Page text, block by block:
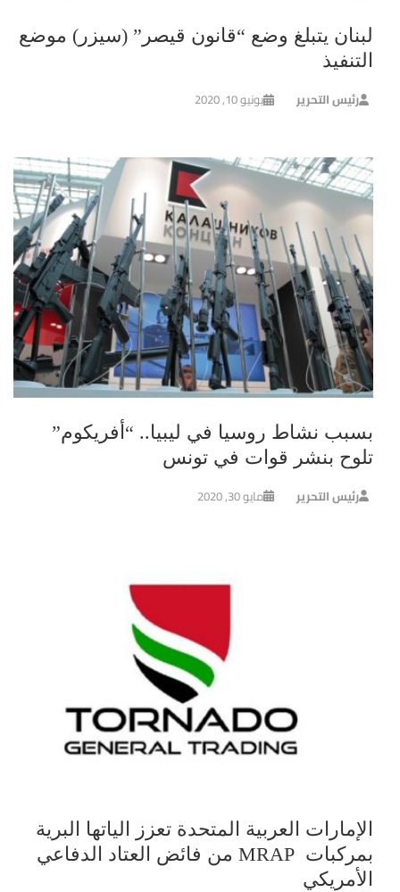
لبنان يتبلغ وضع “قانون قيصر” (سيزر) موضع
التنفيذ
رئيس التحرير يونيو 10, 2020
بسبب نشاط روسيا في ليبيا.. “أفريكوم”
تلوح بنشر قوات في تونس
رئيس التحرير مايو 30, 2020
الإمارات العربية المتحدة تعزز الياتها البرية
بمركبات MRAP من فائض العتاد الدفاعي
الأمريكي